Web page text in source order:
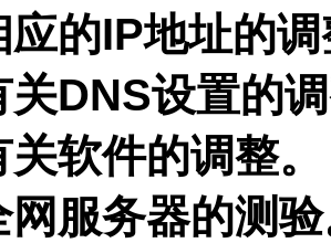
应的IP地址的
关DNS设置的
软件的调整。
网服务器的测